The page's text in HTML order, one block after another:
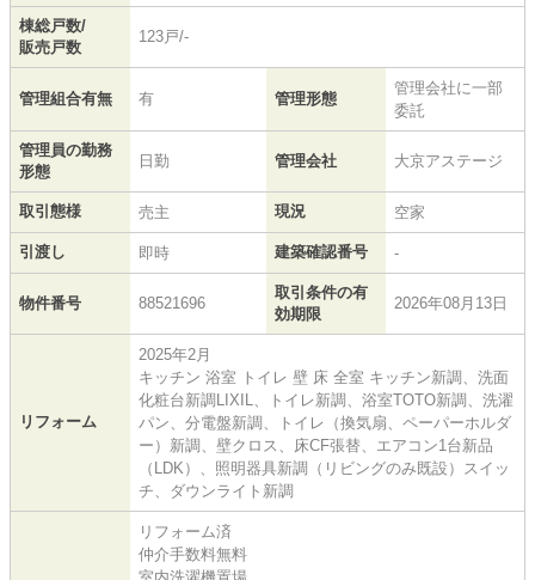
棟総戸数/
販売戸数
123戸/-
管理組合有無 有 管理形態
管理会社に一部
委託
管理員の勤務
形態
日勤 管理会社 大京アステージ
取引態様 売主 現況 空家
引渡し 即時 建築確認番号 -
物件番号 88521696
取引条件の有
効期限
2026年08月13日
リフォーム
2025年2月
キッチン 浴室 トイレ 壁 床 全室 キッチン新調、洗面
化粧台新調LIXIL、トイレ新調、浴室TOTO新調、洗濯
パン、分電盤新調、トイレ（換気扇、ペーパーホルダ
ー）新調、壁クロス、床CF張替、エアコン1台新品
（LDK）、照明器具新調（リビングのみ既設）スイッ
チ、ダウンライト新調
リフォーム済
仲介手数料無料